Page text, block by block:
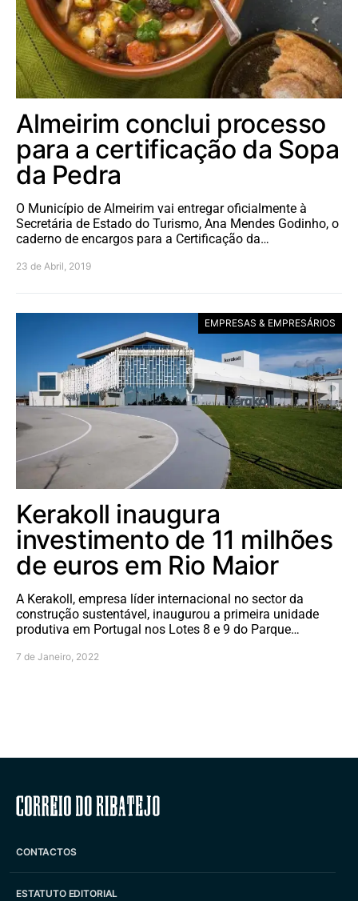
Almeirim conclui processo
para a certificação da Sopa
da Pedra
O Município de Almeirim vai entregar oficialmente à
Secretária de Estado do Turismo, Ana Mendes Godinho, o
caderno de encargos para a Certificação da…
23 de Abril, 2019
EMPRESAS & EMPRESÁRIOS
Kerakoll inaugura
investimento de 11 milhões
de euros em Rio Maior
A Kerakoll, empresa líder internacional no sector da
construção sustentável, inaugurou a primeira unidade
produtiva em Portugal nos Lotes 8 e 9 do Parque…
7 de Janeiro, 2022
Correio do Ribatejo
CONTACTOS
ESTATUTO EDITORIAL